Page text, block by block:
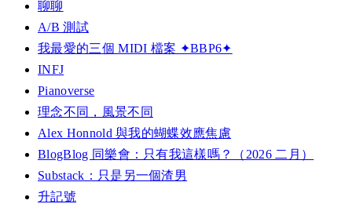
聊聊
A/B 測試
我最愛的三個 MIDI 檔案 ✦BBP6✦
INFJ
Pianoverse
理念不同，風景不同
Alex Honnold 與我的蝴蝶效應焦慮
BlogBlog 同樂會：只有我這樣嗎？（2026 二月）
Substack：只是另一個渣男
升記號